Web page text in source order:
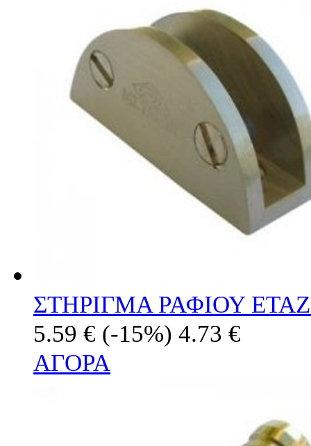
ΣΤΗΡΙΓΜΑ ΡΑΦΙΟΥ
5.59 € (-15%) 4.73 €
ΑΓΟΡΑ